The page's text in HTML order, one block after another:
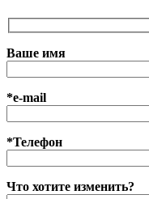
Ваше имя
*e-mail
*Телефон
Что хотите изменить?